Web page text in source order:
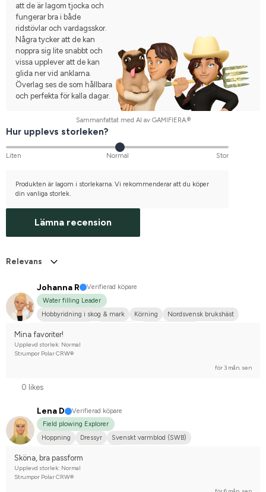
att de är lagom tjocka och
fungerar bra i både
ridstövlar och vardagsskor.
Några tycker att de kan
noppra sig lite snabbt och
vissa upplever att de kan
glida ner vid anklarna.
Överlag ses de som hållbara
och perfekta för kalla dagar.
Sammanfattat med AI av GAMIFIERA.®
Hur upplevs storleken?
Liten Normal Stor
Produkten är lagom i storlekarna. Vi rekommenderar att du köper
din vanliga storlek.
Lämna recension
Relevans
Johanna R
Verifierad köpare
Water filling Leader
Hobbyridning i skog & mark
Körning
Nordsvensk brukshäst
Mina favoriter!
Upplevd storlek: Normal
Strumpor Polar CRW®
för 3 mån. sen
0 likes
Lena D
Verifierad köpare
Field plowing Explorer
Hoppning
Dressyr
Svenskt varmblod (SWB)
Sköna, bra passform
Upplevd storlek: Normal
Strumpor Polar CRW®